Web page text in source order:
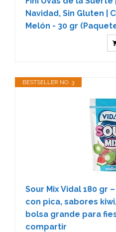
Navidad, Sin Gluten |
Melón - 30 gr
BESTSELLER NO. 3
Sour Mix Vidal 180 gr
con pica, sabores
bolsa grande para
compartir